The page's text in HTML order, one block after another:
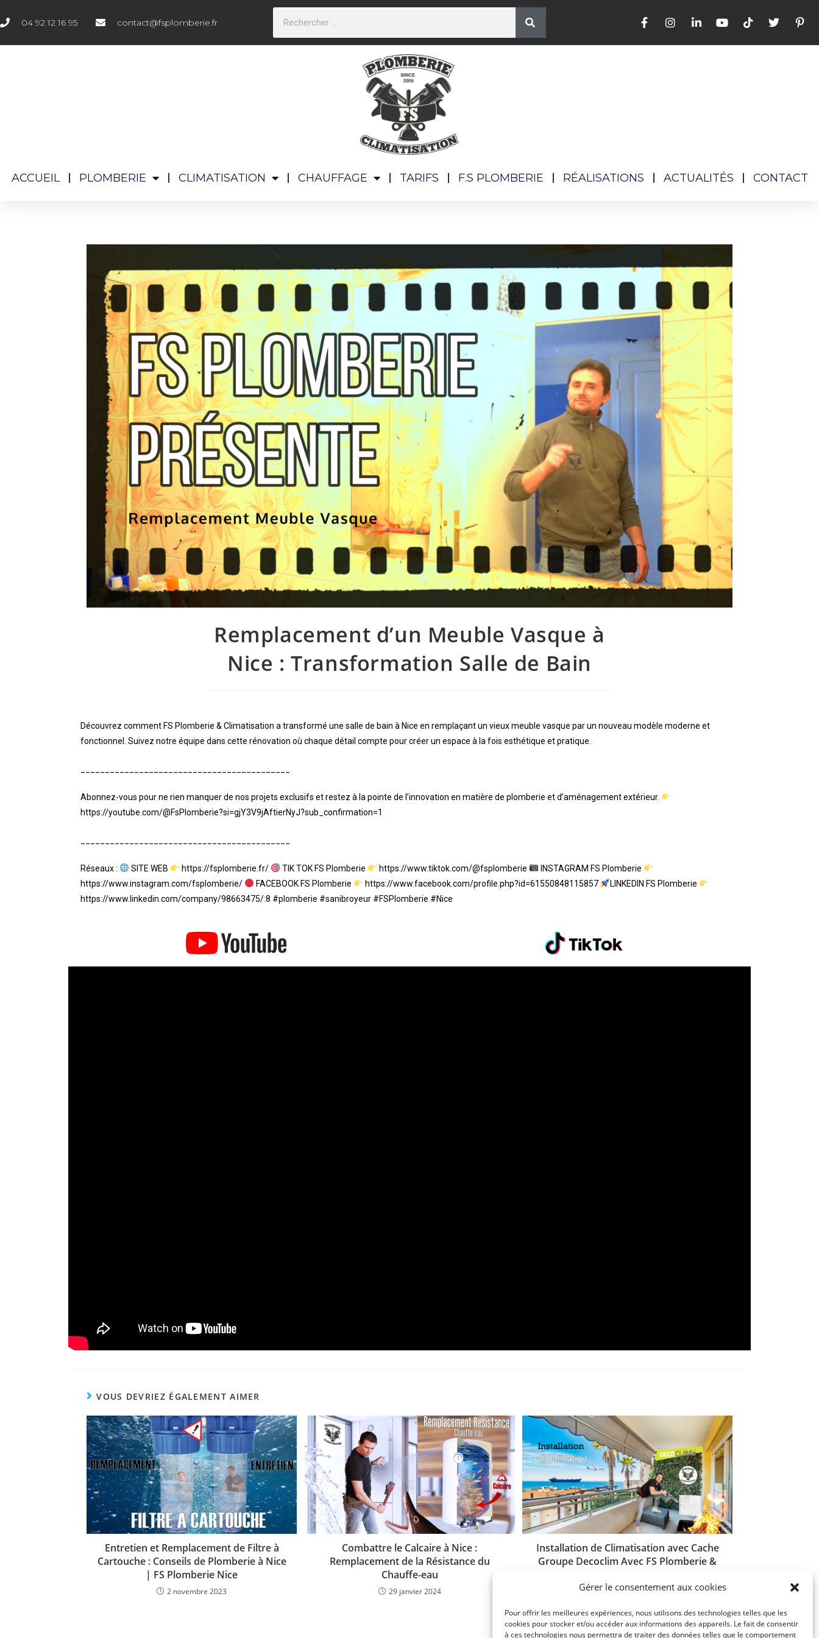
Gérer le consentement aux cookies
Pour offrir les meilleures expériences, nous utilisons des technologies telles que les
cookies pour stocker et/ou accéder aux informations des appareils. Le fait de consentir
à ces technologies nous permettra de traiter des données telles que le comportement
04 92 12 16 95 contact@fsplomberie.fr
ACCUEIL PLOMBERIE CLIMATISATION CHAUFFAGE TARIFS F.S PLOMBERIE RÉALISATIONS ACTUALITÉS CONTACT
Remplacement d’un Meuble Vasque à
Nice : Transformation Salle de Bain
Découvrez comment FS Plomberie & Climatisation a transformé une salle de bain à Nice en remplaçant un vieux meuble vasque par un nouveau modèle moderne et
fonctionnel. Suivez notre équipe dans cette rénovation où chaque détail compte pour créer un espace à la fois esthétique et pratique.
Abonnez-vous pour ne rien manquer de nos projets exclusifs et restez à la pointe de l’innovation en matière de plomberie et d’aménagement extérieur.
https://youtube.com/@FsPlomberie?si=gjY3V9jAftierNyJ?sub_confirmation=1
Réseaux : SITE WEB https://fsplomberie.fr/ TIK TOK FS Plomberie https://www.tiktok.com/@fsplomberie
INSTAGRAM FS Plomberie
https://www.instagram.com/fsplomberie/
FACEBOOK FS Plomberie https://www.facebook.com/profile.php?id=61550848115857
LINKEDIN FS Plomberie
https://www.linkedin.com/company/98663475/:8 #plomberie #sanibroyeur #FSPlomberie #Nice
VOUS DEVRIEZ ÉGALEMENT AIMER
Entretien et Remplacement de Filtre à
Cartouche : Conseils de Plomberie à Nice
| FS Plomberie Nice
2 novembre 2023
Combattre le Calcaire à Nice :
Remplacement de la Résistance du
Chauffe-eau
29 janvier 2024
Installation de Climatisation avec Cache
Groupe Decoclim Avec FS Plomberie &
25 mars 2024